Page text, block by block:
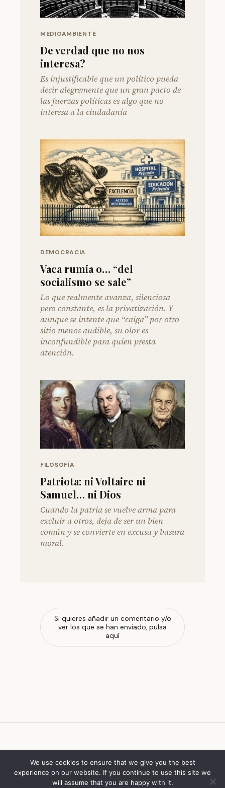
MEDIOAMBIENTE
De verdad que no nos
interesa?
Es injustificable que un político pueda
decir alegremente que un gran pacto de
las fuerzas políticas es algo que no
interesa a la ciudadanía
DEMOCRACIA
Vaca rumia o… “del
socialismo se sale”
Lo que realmente avanza, silenciosa
pero constante, es la privatización. Y
aunque se intente que “caiga” por otro
sitio menos audible, su olor es
inconfundible para quien presta
atención.
FILOSOFÍA
Patriota: ni Voltaire ni
Samuel… ni Dios
Cuando la patria se vuelve arma para
excluir a otros, deja de ser un bien
común y se convierte en excusa y basura
moral.
Si quieres añadir un comentario y/o
ver los que se han enviado, pulsa
aquí
escola de ferrado
© 2026 escola de ferrado
We use cookies to ensure that we give you the best
experience on our website. If you continue to use this site we
will assume that you are happy with it.